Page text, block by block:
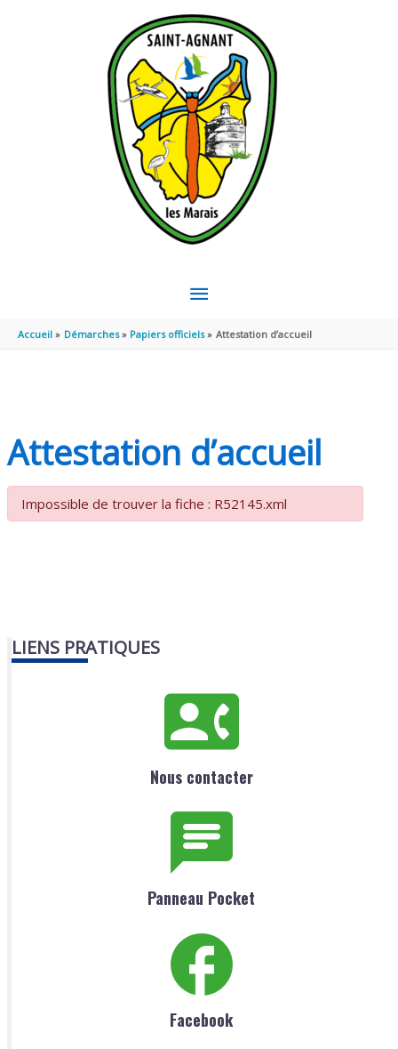
MENU
PRINCIPAL
Accueil Démarches Papiers officiels Attestation d’accueil
Attestation d’accueil
Impossible de trouver la fiche : R52145.xml
LIENS PRATIQUES
Nous contacter
Panneau Pocket
Facebook